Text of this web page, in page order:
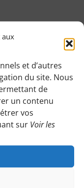
aux
et d’autres
du site. Nous
de
un contenu
vos
sur Voir les
à deux
de votre part
nous votre
que l’on puisse
de rendez-vous